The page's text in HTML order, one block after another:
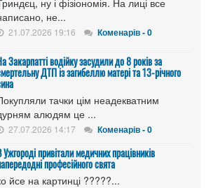
не...
21.07.2026 19:16 Коменарів - 0
Закарпатті водійку засудили до 8 років за
ДТП із загибеллю матері та 13-річного
тачки цім неадекватним
алюдям це ...
27.07.2026 14:17 Коменарів - 0
Ужгороді привітали медичних працівників
професійного свята
йсе на картинці ?????...